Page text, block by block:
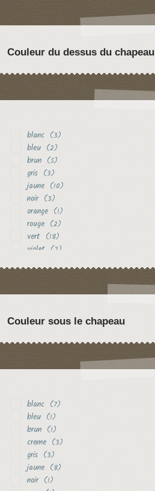
Couleur du dessus du chapeau
blanc (3)
bleu (2)
brun (5)
gris (3)
jaune (10)
noir (3)
orange (1)
rouge (2)
vert (18)
violet (2)
Couleur sous le chapeau
blanc (7)
bleu (1)
brun (1)
creme (3)
gris (3)
jaune (8)
noir (1)